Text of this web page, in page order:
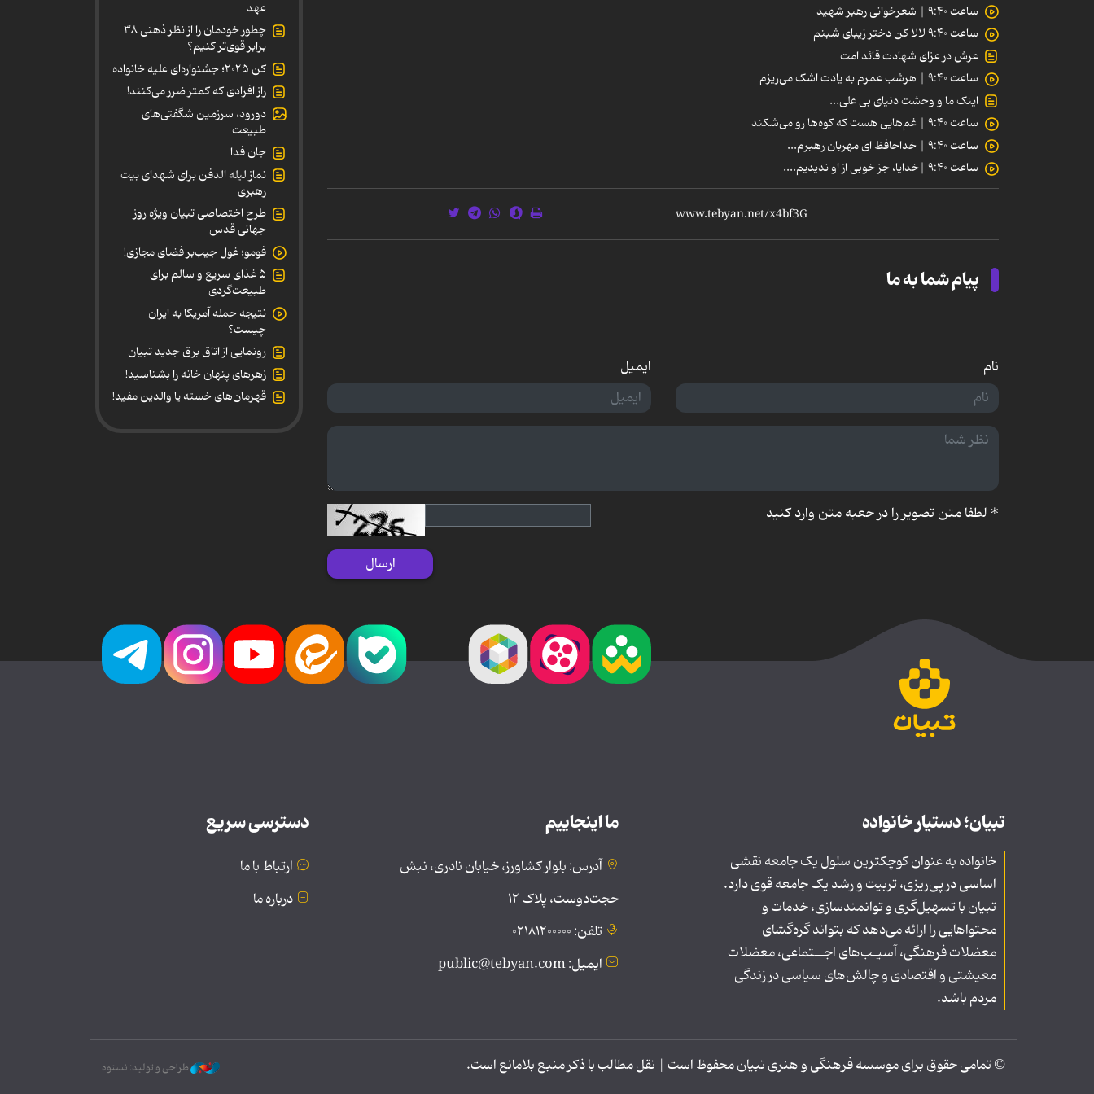
ساعت ۹:۴۰ | شعرخوانی رهبر شهید
ساعت ۹:۴۰ لالا کن دختر زیبای شبنم
عرش در عزای شهادت قائد امت
ساعت ۹:۴۰ | هرشب عمرم به یادت اشک می‌ریزم
اینک ما و وحشت دنیای بی علی...
ساعت ۹:۴۰ | غم‌هایی هست که کوه‌ها رو می‌شکند
ساعت ۹:۴۰ | خداحافظ ای مهربان رهبرم...
ساعت ۹:۴۰ |خدایا، جز خوبی از او ندیدیم....
پیام شما به ما
نام ایمیل
*لطفا متن تصویر را در جعبه متن وارد کنید
ارسال
عهد
چطور خودمان را از نظر ذهنی ۳۸
برابر قوی‌تر کنیم؟
کن ۲۰۲۵؛ جشنواره‌ای علیه خانواده
راز افرادی که کمتر ضرر می‌کنند!
دورود، سرزمین شگفتی‌های
طبیعت
جان فدا
نماز لیله الدفن برای شهدای بیت
رهبری
طرح اختصاصی تبیان ویژه روز
جهانی قدس
فومو؛ غول جیب‌بر فضای مجازی!
۵ غذای سریع و سالم برای
طبیعت‌گردی
نتیجه حمله آمریکا به ایران
چیست؟
رونمایی از اتاق برق جدید تبیان
زهرهای پنهان خانه را بشناسید!
قهرمان‌های خسته یا والدین مفید!
تبیان؛ دستیار خانواده
خانواده به عنوان کوچکترین سلول یک جامعه نقشی
اساسی در پی‌ریزی، تربیت و رشد یک جامعه قوی دارد.
تبیان با تسهیل‌گری و توانمندسازی، خدمات و
محتواهایی را ارائه می‌دهد که بتواند گره‌گشای
معضلات فرهنگی، آسیـب‌های اجــتماعی، معضلات
معیشتی و اقتصادی و چالش‌های سیاسی در زندگی
مردم باشد.
ما اینجاییم
آدرس: بلوار کشاورز، خیابان نادری، نبش
حجت‌دوست، پلاک ۱۲
تلفن: ۰۲۱۸۱۲۰۰۰۰۰
ایمیل: public@tebyan.com
دسترسی سریع
ارتباط با ما
درباره ما
© تمامی حقوق برای موسسه فرهنگی و هنری تبیان محفوظ است | نقل مطالب با ذکر منبع بلامانع است. طراحی و تولید: نستوه